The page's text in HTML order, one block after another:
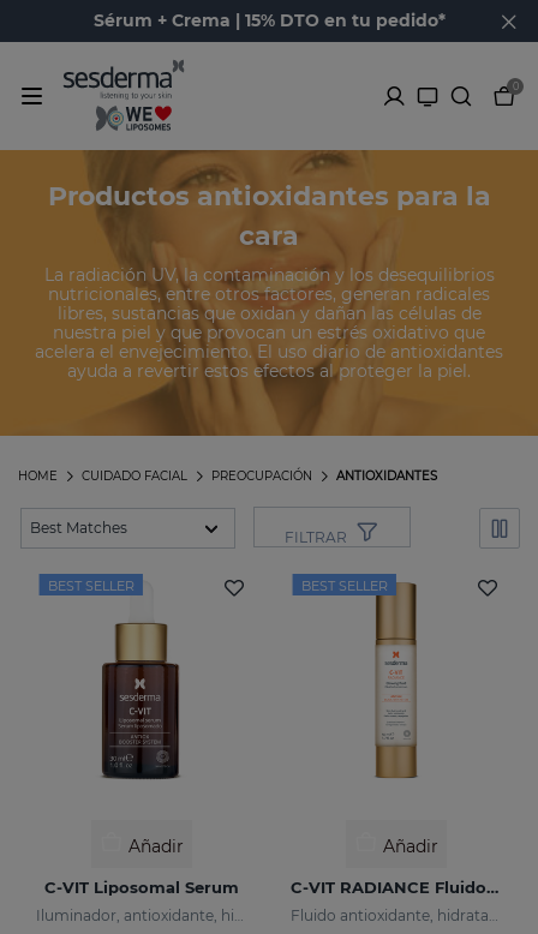
Sérum + Crema | 15% DTO en tu pedido*
0
Productos antioxidantes para la
cara
La radiación UV, la contaminación y los desequilibrios
nutricionales, entre otros factores, generan radicales
libres, sustancias que oxidan y dañan las células de
nuestra piel y que provocan un estrés oxidativo que
acelera el envejecimiento. El uso diario de antioxidantes
ayuda a revertir estos efectos al proteger la piel.
ANTIOXIDANTES
PREOCUPACIÓN
CUIDADO FACIAL
HOME
FILTRAR
BEST SELLER
Añadir
C-VIT Liposomal Serum
Iluminador, antioxidante, hidratante y antiarrugas
BEST SELLER
Añadir
C-VIT RADIANCE Fluido Luminoso
Fluido antioxidante, hidratante, antiarrugas e iluminador